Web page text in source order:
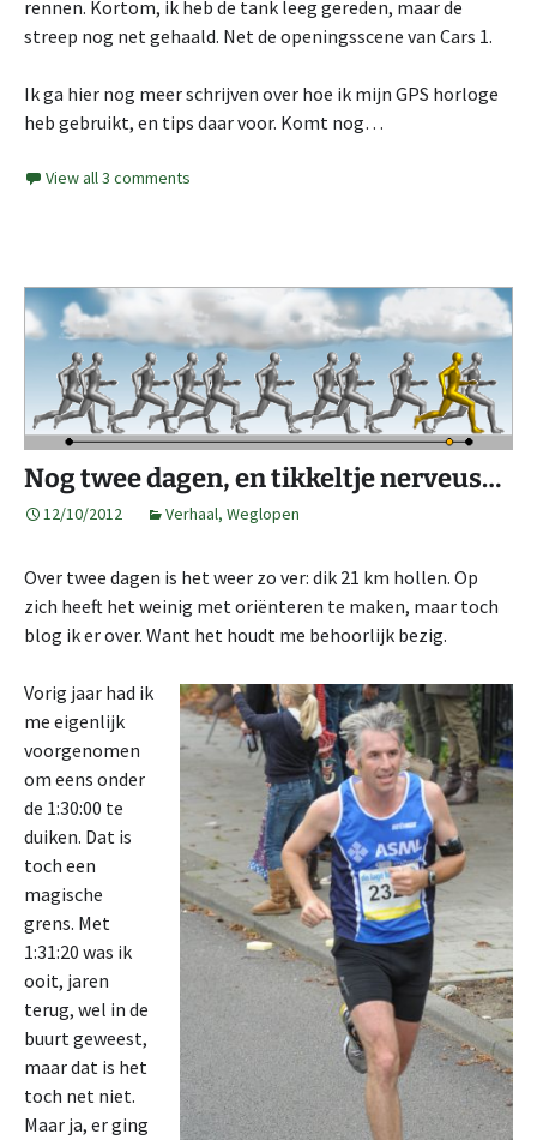
rennen. Kortom, ik heb de tank leeg gereden, maar de
streep nog net gehaald. Net de openingsscene van Cars 1.
Ik ga hier nog meer schrijven over hoe ik mijn GPS horloge
heb gebruikt, en tips daar voor. Komt nog…
View all 3 comments
Nog twee dagen, en tikkeltje nerveus…
12/10/2012 Verhaal, Weglopen
Over twee dagen is het weer zo ver: dik 21 km hollen. Op
zich heeft het weinig met oriënteren te maken, maar toch
blog ik er over. Want het houdt me behoorlijk bezig.
Vorig jaar had ik
me eigenlijk
voorgenomen
om eens onder
de 1:30:00 te
duiken. Dat is
toch een
magische
grens. Met
1:31:20 was ik
ooit, jaren
terug, wel in de
buurt geweest,
maar dat is het
toch net niet.
Maar ja, er ging